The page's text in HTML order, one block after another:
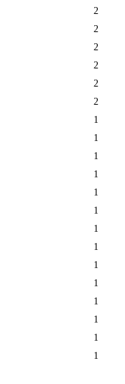
2
2
2
2
2
2
1
1
1
1
1
1
1
1
1
1
1
1
1
1